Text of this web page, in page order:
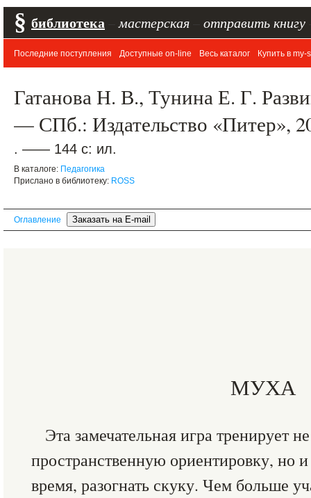
§ библиотека мастерская отправить книгу
Последние поступления Доступные on-line Весь каталог Купить в my-
Гатанова Н. В., Тунина Е. Г.
— СПб.: Издательство «Питер»,
. —— 144 с: ил.
В каталоге: Педагогика
Прислано в библиотеку: ROSS
Оглавление
МУХА
Эта замечательная игра тренирует
пространственную ориентировку, но и
время, разогнать скуку. Чем больше